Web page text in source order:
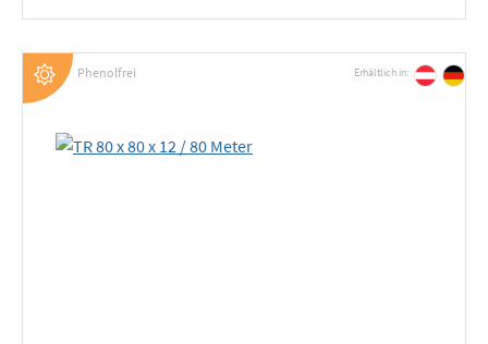
Phenolfrei Erhältlich in: